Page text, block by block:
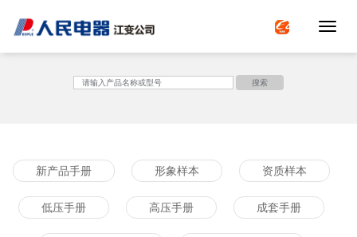
Toggle
搜索
新产品手册 形象样本 资质样本
低压手册 高压手册 成套手册